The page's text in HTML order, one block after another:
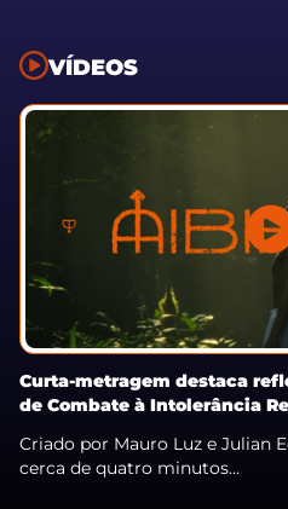
VÍDEOS
Curta-metragem destaca
de Combate à Intolerância
Criado por Mauro Luz e Julian
cerca de quatro minutos...